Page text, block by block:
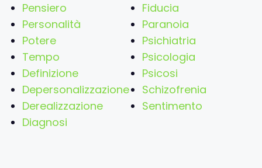
Pensiero
Personalità
Potere
Tempo
Definizione
Depersonalizzazione
Derealizzazione
Diagnosi
Fiducia
Paranoia
Psichiatria
Psicologia
Psicosi
Schizofrenia
Sentimento